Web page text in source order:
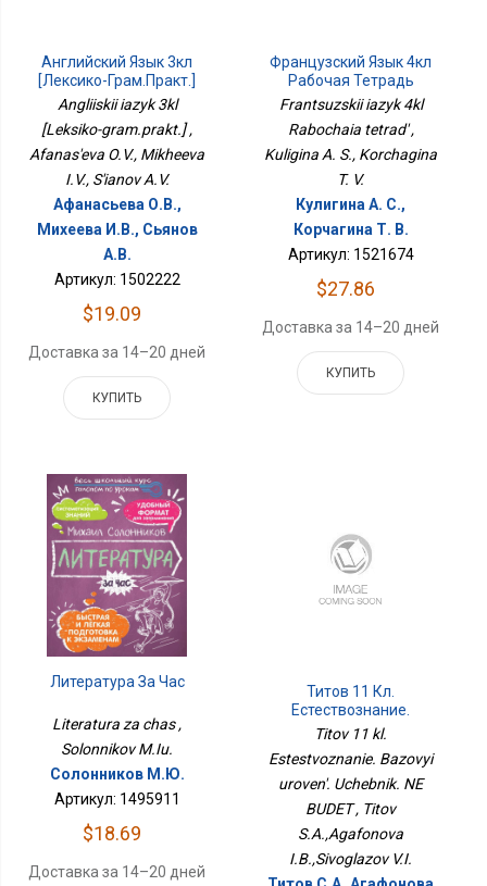
Английский Язык 3кл
[Лексико-Грам.практ.]
Angliiskii iazyk 3kl
[Leksiko-gram.prakt.] ,
Afanas'eva O.V., Mikheeva
I.V., S'ianov A.V.
Афанасьева О.В.,
Михеева И.В., Сьянов
А.В.
Артикул: 1502222
$19.09
Доставка за 14–20 дней
КУПИТЬ
Французский Язык 4кл
Рабочая Тетрадь
Frantsuzskii iazyk 4kl
Rabochaia tetrad' ,
Kuligina A. S., Korchagina
T. V.
Кулигина А. С.,
Корчагина Т. В.
Артикул: 1521674
$27.86
Доставка за 14–20 дней
КУПИТЬ
Литература За Час
Literatura za chas ,
Solonnikov M.Iu.
Солонников М.Ю.
Артикул: 1495911
$18.69
Доставка за 14–20 дней
Титов 11 Кл.
Естествознание.
Базовый Уровень.
Titov 11 kl.
Estestvoznanie. Bazovyi
uroven'. Uchebnik. NE
BUDET , Titov
S.A.,Agafonova
I.B.,Sivoglazov V.I.